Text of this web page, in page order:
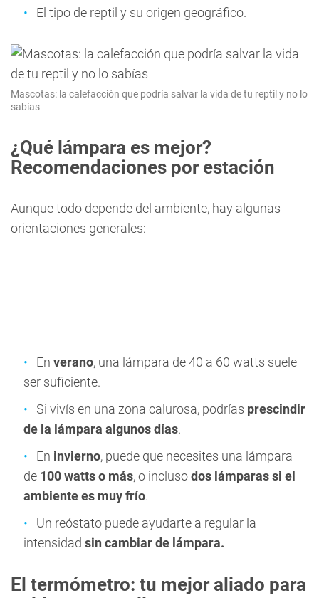
El tipo de reptil y su origen geográfico.
Mascotas: la calefacción que podría salvar la vida de tu reptil y no lo
sabías
¿Qué lámpara es mejor?
Recomendaciones por estación
Aunque todo depende del ambiente, hay algunas
orientaciones generales:
En verano, una lámpara de 40 a 60 watts suele
ser suficiente.
Si vivís en una zona calurosa, podrías prescindir
de la lámpara algunos días.
En invierno, puede que necesites una lámpara
de 100 watts o más, o inclusodos lámparas si el
ambiente es muy frío.
Un reóstato puede ayudarte a regular la
intensidad sin cambiar de lámpara.
El termómetro: tu mejor aliado para